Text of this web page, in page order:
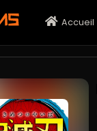
Accueil